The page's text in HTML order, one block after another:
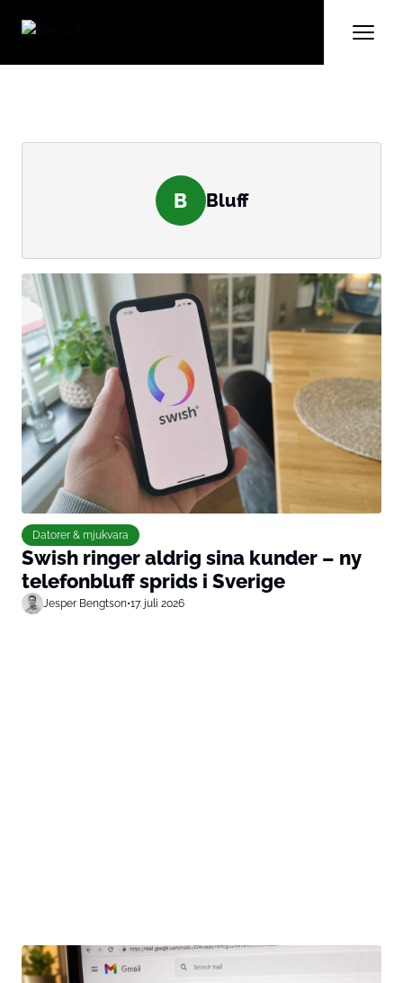
B Bluff
Datorer & mjukvara
Swish ringer aldrig sina kunder – ny
telefonbluff sprids i Sverige
Jesper Bengtson•17. juli 2026